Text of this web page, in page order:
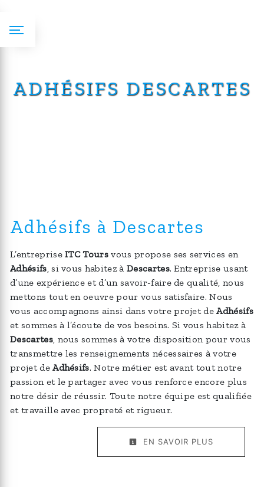
ADHÉSIFS DESCARTES
Adhésifs à Descartes
L’entrepriseITC Tours vous propose ses services en
Adhésifs, si vous habitez à Descartes. Entreprise usant
d’une expérience et d’un savoir-faire de qualité, nous
mettons tout en oeuvre pour vous satisfaire. Nous
vous accompagnons ainsi dans votre projet deAdhésifs
et sommes à l’écoute de vos besoins. Si vous habitez à
Descartes, nous sommes à votre disposition pour vous
transmettre les renseignements nécessaires à votre
projet deAdhésifs. Notre métier est avant tout notre
passion et le partager avec vous renforce encore plus
notre désir de réussir. Toute notre équipe est qualifiée
et travaille avec propreté et rigueur.
EN SAVOIR PLUS